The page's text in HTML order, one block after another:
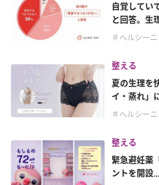
自覚してい
と回答。生
＃ヘルシー
整える
夏の生理を
イ・蒸れ」
＃ヘルシー
整える
緊急避妊薬
ントを開設...